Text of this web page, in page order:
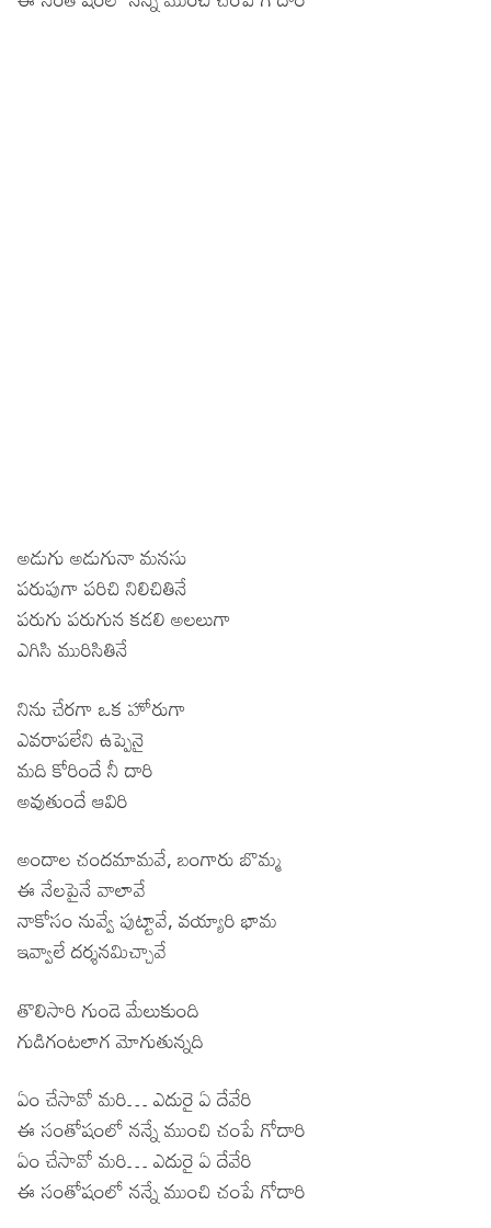
అడుగు అడుగునా మనసు
పరుపుగా పరిచి నిలిచితినే
పరుగు పరుగున కడలి అలలుగా
ఎగిసి మురిసితినే
నిను చేరగా ఒక హోరుగా
ఎవరాపలేని ఉప్పెనై
మది కోరిందే నీ దారి
అవుతుందే ఆవిరి
అందాల చందమామవే, బంగారు బొమ్మ
ఈ నేలపైనే వాలావే
నాకోసం నువ్వే పుట్టావే, వయ్యారి భామ
ఇవ్వాలే దర్శనమిచ్చావే
తొలిసారి గుండె మేలుకుంది
గుడిగంటలాగ మోగుతున్నది
ఏం చేసావో మరి… ఎదురై ఏ దేవేరి
ఈ సంతోషంలో నన్నే ముంచి చంపే గోదారి
ఏం చేసావో మరి… ఎదురై ఏ దేవేరి
ఈ సంతోషంలో నన్నే ముంచి చంపే గోదారి